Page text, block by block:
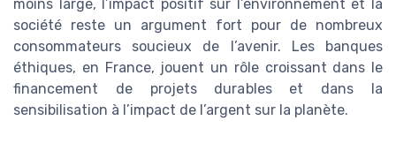
moins large, l’impact positif sur l’environnement et la
société reste un argument fort pour de nombreux
consommateurs soucieux de l’avenir. Les banques
éthiques, en France, jouent un rôle croissant dans le
financement de projets durables et dans la
sensibilisation à l’impact de l’argent sur la planète.